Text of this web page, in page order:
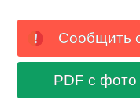
Сообщить
PDF с фото